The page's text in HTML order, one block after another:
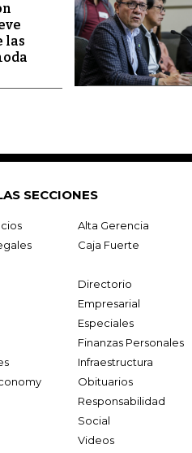
las
SECCIONES
Alta Gerencia
Caja Fuerte
Directorio
Empresarial
Especiales
Finanzas Personales
Infraestructura
Obituarios
Responsabilidad
Social
Videos